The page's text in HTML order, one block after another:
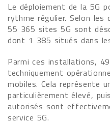
Le déploiement de la 5G
rythme régulier. Selon les
55 365 sites 5G sont
dont 1 385 situés dans
Parmi ces installations,
techniquement
mobiles. Cela représente
particulièrement élevé,
autorisés sont
service 5G.